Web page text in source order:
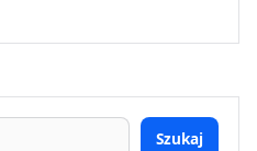
Szukaj